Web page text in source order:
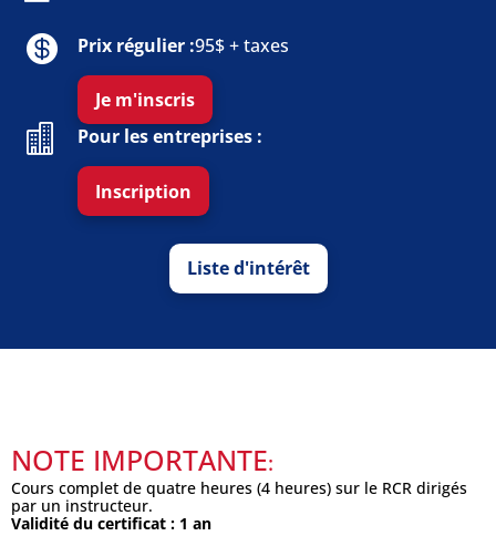
Prix régulier :95$ + taxes
Je m'inscris
Pour les entreprises :
Inscription
Liste d'intérêt
NOTE IMPORTANTE:
Cours complet de quatre heures (4 heures) sur le RCR dirigés
par un instructeur.
Validité du certificat : 1 an